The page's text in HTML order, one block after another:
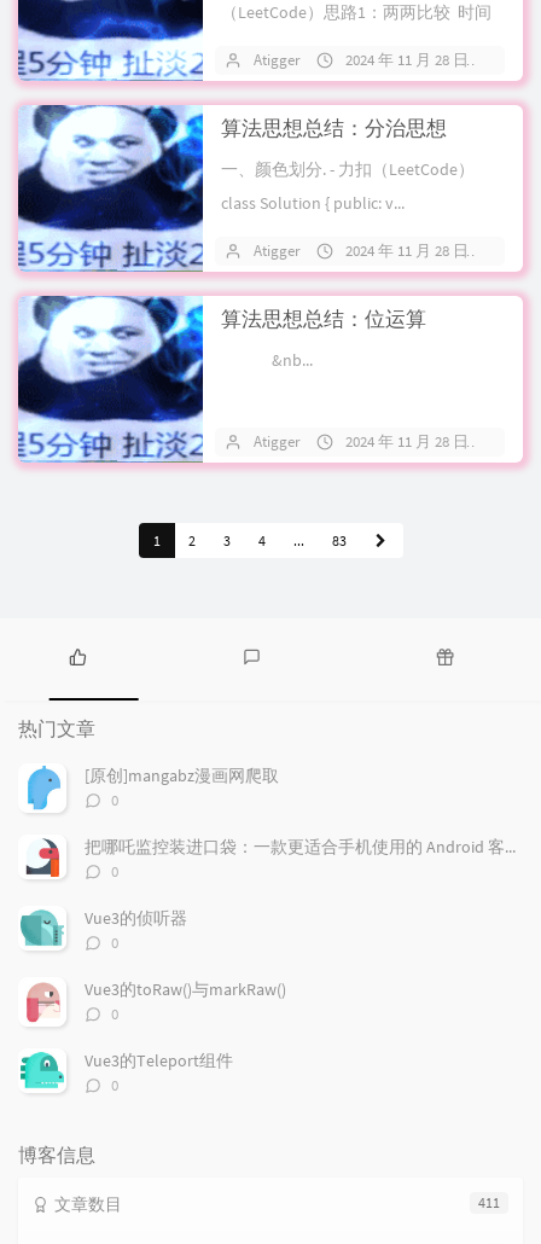
（LeetCode）思路1：两两比较 时间
Atigger 2024 年 11 月 28 日
算法思想总结：分治思想
一、颜色划分. - 力扣（LeetCode）
class Solution { public: v...
Atigger 2024 年 11 月 28 日
算法思想总结：位运算
&nb...
Atigger 2024 年 11 月 28 日
1 2 3 4 ... 83
热
门
文
章
论
热门文章
[原创]mangabz漫画网爬取
评
数：
0
把哪吒监控装进口袋：一款更适合手机使用的 Android 客户端
评
数：
0
Vue3的侦听器
评
数：
0
Vue3的toRaw()与markRaw()
评
数：
0
Vue3的Teleport组件
评
0
博客信息
411
文章数目